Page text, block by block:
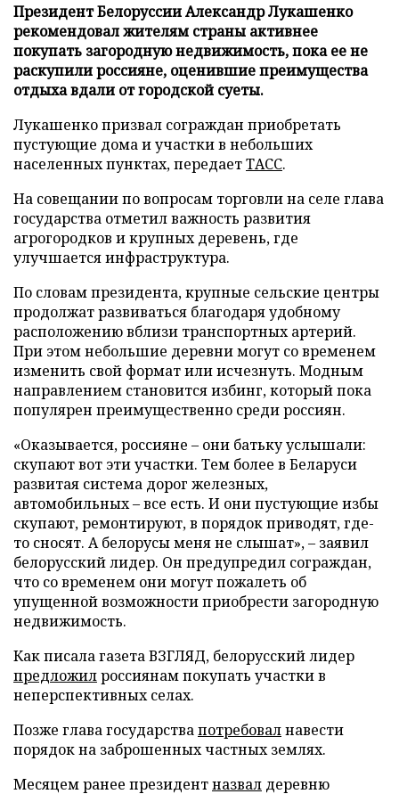
Президент Белоруссии Александр Лукашенко
рекомендовал жителям страны активнее
покупать загородную недвижимость, пока ее не
раскупили россияне, оценившие преимущества
отдыха вдали от городской суеты.
Лукашенко призвал сограждан приобретать
пустующие дома и участки в небольших
населенных пунктах, передаетТАСС.
На совещании по вопросам торговли на селе глава
государства отметил важность развития
агрогородков и крупных деревень, где
улучшается инфраструктура.
По словам президента, крупные сельские центры
продолжат развиваться благодаря удобному
расположению вблизи транспортных артерий.
При этом небольшие деревни могут со временем
изменить свой формат или исчезнуть. Модным
направлением становится избинг, который пока
популярен преимущественно среди россиян.
«Оказывается, россияне – они батьку услышали:
скупают вот эти участки. Тем более в Беларуси
развитая система дорог железных,
автомобильных – все есть. И они пустующие избы
скупают, ремонтируют, в порядок приводят, где-
то сносят. А белорусы меня не слышат», – заявил
белорусский лидер. Он предупредил сограждан,
что со временем они могут пожалеть об
упущенной возможности приобрести загородную
недвижимость.
Как писала газета ВЗГЛЯД, белорусский лидер
предложилроссиянам покупать участки в
неперспективных селах.
Позже глава государствапотребовалнавести
порядок на заброшенных частных землях.
Месяцем ранее президентназвал деревню